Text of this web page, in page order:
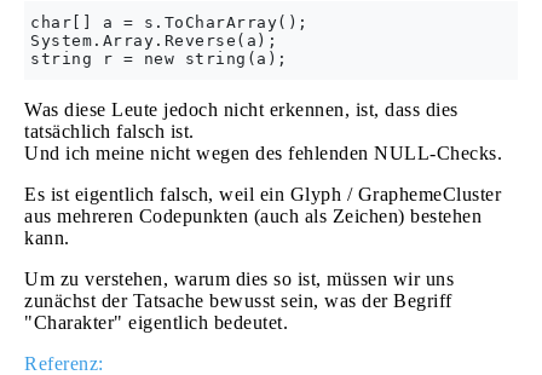
char[] a = s.ToCharArray();
System.Array.Reverse(a);
Was diese Leute jedoch nicht erkennen, ist, dass dies
tatsächlich falsch ist.
Und ich meine nicht wegen des fehlenden NULL-Checks.
Es ist eigentlich falsch, weil ein Glyph / GraphemeCluster
aus mehreren Codepunkten (auch als Zeichen) bestehen
kann.
Um zu verstehen, warum dies so ist, müssen wir uns
zunächst der Tatsache bewusst sein, was der Begriff
"Charakter" eigentlich bedeutet.
Referenz: